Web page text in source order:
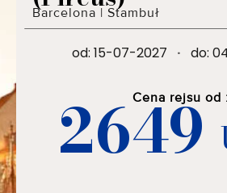
Barcelona | Stambuł
od: 15-07-2027 · do:
Cena rejsu od
2649